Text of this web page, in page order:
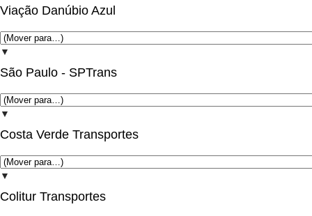
Viação Danúbio Azul
▼
São Paulo - SPTrans
▼
Costa Verde Transportes
▼
Colitur Transportes